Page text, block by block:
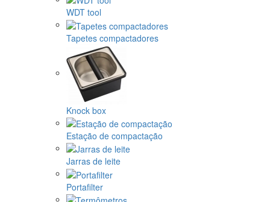
WDT tool
Tapetes compactadores
Knock box
Estação de compactação
Jarras de leite
Portafilter